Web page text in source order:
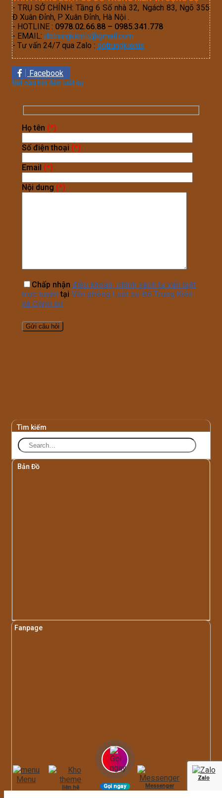
- TRỤ SỞ CHÍNH: Tầng 6 Số nhà 32, Ngách 83, Ngõ 355
Đ Xuân Đỉnh, P Xuân Đỉnh, Hà Nội .
- HOTLINE : 0978.02.66.88 – 0985.341.778
- EMAIL: dotrungkienls@gmail.com
- Tư vấn 24/7 qua Zalo : dotrungkienls
Facebook
Đặt câu hỏi đến luật sư
Họ tên (*)
Số điện thoại (*)
Email (*)
Nội dung (*)
Chấp nhận điều khoản, chính sách tư vấn luật
trực tuyếntại Văn phòng Luật sư Đỗ Trung Kiên
và Cộng sự
Tìm kiếm
Bản Đồ
Fanpage
Menu
liên hệ Gọi ngay Messenger
Zalo